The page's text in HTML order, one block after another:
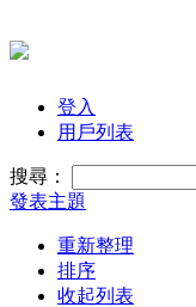
登入
用戶列表
搜尋：
發表主題
重新整理
排序
收起列表